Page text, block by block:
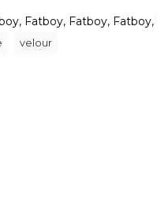
, Fatboy, Fatboy, Fatboy,
velour